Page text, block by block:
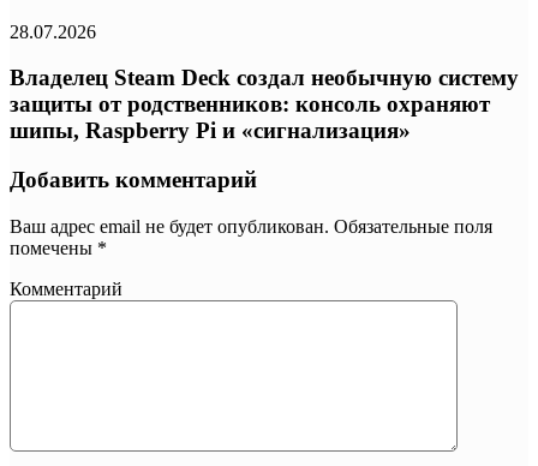
28.07.2026
Владелец Steam Deck создал необычную систему
защиты от родственников: консоль охраняют
шипы, Raspberry Pi и «сигнализация»
Добавить комментарий
Ваш адрес email не будет опубликован. Обязательные поля
помечены *
Комментарий